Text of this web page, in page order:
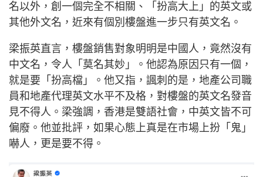
名以外，創一個完全不相關、「扮高大上」的英文或
其他外文名，近來有個別樓盤進一步只有英文名。
梁振英直言，樓盤銷售對象明明是中國人，竟然沒有
中文名，令人「莫名其妙」。他認為原因只有一個，
就是要「扮高檔」。他又指，諷刺的是，地產公司職
員和地產代理英文水平不及格，對樓盤的英文名發音
見不得人。梁強調，香港是雙語社會，中英文皆不可
偏廢。他並批評，如果心態上真是在市場上扮「鬼」
嚇人，更是要不得。